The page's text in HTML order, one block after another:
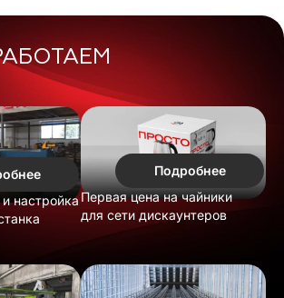
настройка
Подробнее
Первая цена на чайники
для сети дискаунтеров